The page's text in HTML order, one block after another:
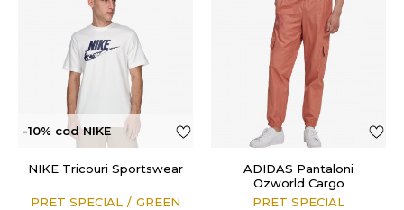
-10% cod NIKE
NIKE Tricouri Sportswear
PRET SPECIAL
GREEN
ADIDAS Pantaloni
Ozworld Cargo
PRET SPECIAL